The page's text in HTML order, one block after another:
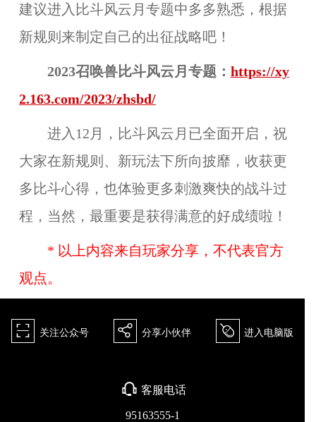
建议进入比斗风云月专题中多多熟悉，根据
新规则来制定自己的出征战略吧！
2023召唤兽比斗风云月专题： https://xy
2.163.com/2023/zhsbd/
进入12月，比斗风云月已全面开启，祝
大家在新规则、新玩法下所向披靡，收获更
多比斗心得，也体验更多刺激爽快的战斗过
程，当然，最重要是获得满意的好成绩啦！
* 以上内容来自玩家分享，不代表官方
观点。
򰀁 关注公众号 򰀂 分享小伙伴 򰀄 进入电脑版
򰀃 客服电话
95163555-1